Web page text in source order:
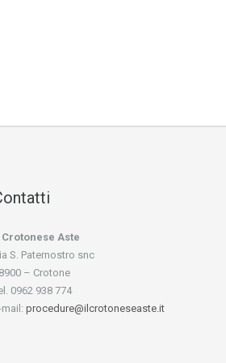
Aste
S. Paternostro snc
– Crotone
0962 938 774
mail: procedure@ilcrotoneseaste.it